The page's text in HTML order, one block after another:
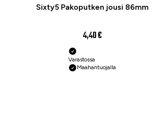
Sixty5 Pakoputken jousi 86mm
4,40 €
Varastossa
Maahantuojalla